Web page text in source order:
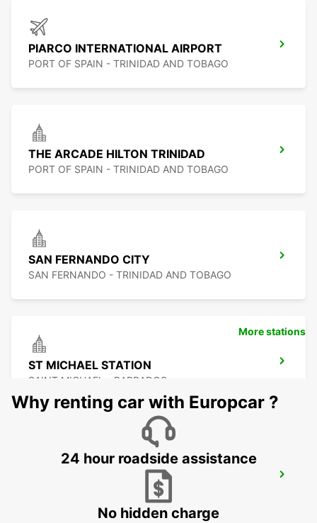
PIARCO INTERNATIONAL AIRPORT
PORT OF SPAIN - TRINIDAD AND TOBAGO
THE ARCADE HILTON TRINIDAD
PORT OF SPAIN - TRINIDAD AND TOBAGO
SAN FERNANDO CITY
SAN FERNANDO - TRINIDAD AND TOBAGO
ST MICHAEL STATION
SAINT MICHAEL - BARBADOS
GRANTLEY ADAMS INTERNATIONAL
CHRIST CHURCH - BARBADOS
More stations
Why renting car with Europcar ?
24 hour roadside assistance
No hidden charge